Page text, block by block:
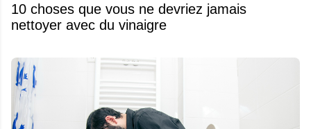
10 choses que vous ne devriez jamais
nettoyer avec du vinaigre